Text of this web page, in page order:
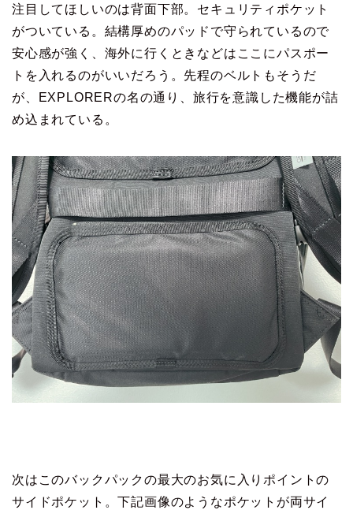
注目してほしいのは背面下部。セキュリティポケット
がついている。結構厚めのパッドで守られているので
安心感が強く、海外に行くときなどはここにパスポー
トを入れるのがいいだろう。先程のベルトもそうだ
が、EXPLORERの名の通り、旅行を意識した機能が詰
め込まれている。
次はこのバックパックの最大のお気に入りポイントの
サイドポケット。下記画像のようなポケットが両サイ